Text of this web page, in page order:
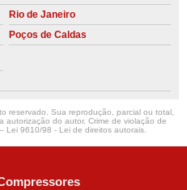
Rio de Janeiro
Poços de Caldas
reservado. Sua reprodução, parcial ou total,
autorização do autor. Crime de violação de
Lei 9610/98 - Lei de direitos autorais.